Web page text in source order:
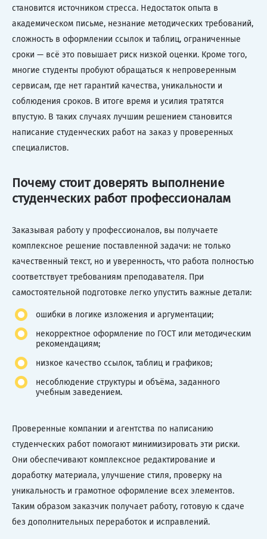
становится источником стресса. Недостаток опыта в
академическом письме, незнание методических требований,
сложность в оформлении ссылок и таблиц, ограниченные
сроки — всё это повышает риск низкой оценки. Кроме того,
многие студенты пробуют обращаться к непроверенным
сервисам, где нет гарантий качества, уникальности и
соблюдения сроков. В итоге время и усилия тратятся
впустую. В таких случаях лучшим решением становится
написание студенческих работ на заказ у проверенных
специалистов.
Почему стоит доверять выполнение
студенческих работ профессионалам
Заказывая работу у профессионалов, вы получаете
комплексное решение поставленной задачи: не только
качественный текст, но и уверенность, что работа полностью
соответствует требованиям преподавателя. При
самостоятельной подготовке легко упустить важные детали:
ошибки в логике изложения и аргументации;
некорректное оформление по ГОСТ или методическим
рекомендациям;
низкое качество ссылок, таблиц и графиков;
несоблюдение структуры и объёма, заданного
учебным заведением.
Проверенные компании и агентства по написанию
студенческих работ помогают минимизировать эти риски.
Они обеспечивают комплексное редактирование и
доработку материала, улучшение стиля, проверку на
уникальность и грамотное оформление всех элементов.
Таким образом заказчик получает работу, готовую к сдаче
без дополнительных переработок и исправлений.